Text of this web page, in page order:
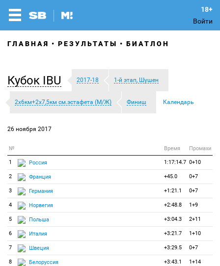
Войти
ГЛАВНАЯ РЕЗУЛЬТАТЫ БИАТЛОН
Кубок IBU 2017-18 1-й этап, Шушен
2х6км+2х7,5км см.эстафета (М/Ж) Финиш Календарь
26 ноября 2017
№ Время Промахи
1 Россия 1:17:14.7 0+10
2 Франция +45.0 0+7
3 Германия +1:21.1 0+7
4 Норвегия +2:48.8 1+9
5 Польша +3:04.3 2+11
6 Италия +3:21.7 1+10
7 Швеция +3:29.5 0+7
8 Белоруссия +3:43.1 1+14